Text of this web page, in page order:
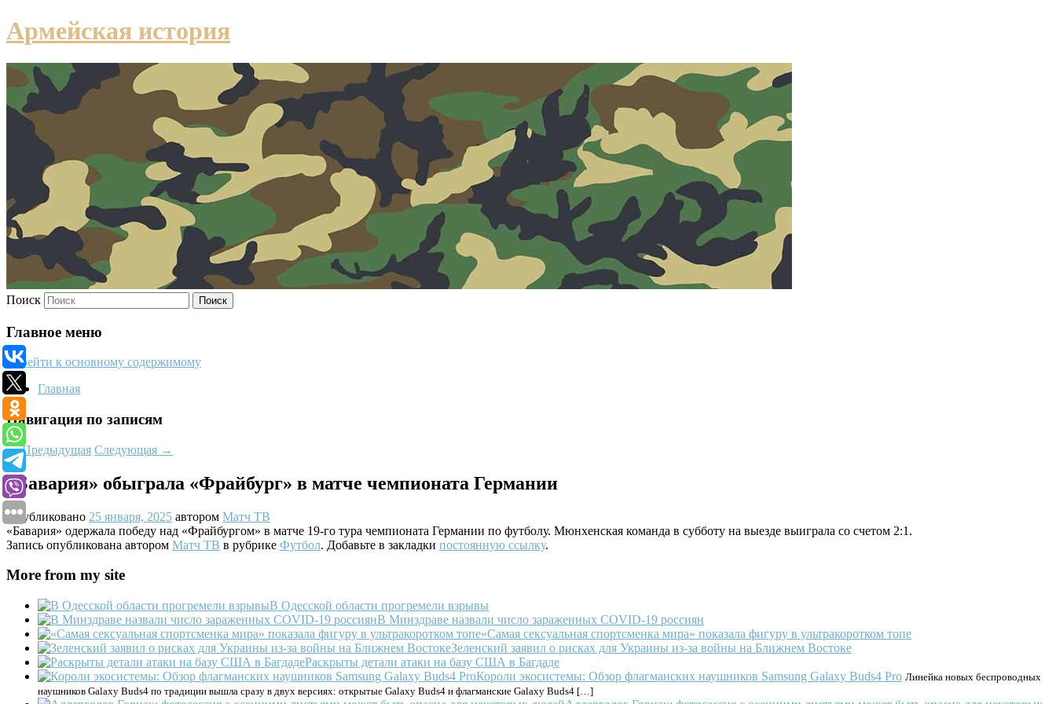
Армейская история
Поиск
Главное меню
Перейти к основному содержимому
Главная
Навигация по записям
←Предыдущая Следующая →
«Бавария» обыграла «Фрайбург» в матче чемпионата Германии
Опубликовано 25 января, 2025 автором Матч ТВ
«Бавария» одержала победу над «Фрайбургом» в матче 19‑го тура чемпионата Германии по футболу. Мюнхенская команда в субботу на выезде выиграла со счетом 2:1.
Запись опубликована автором Матч ТВ в рубрике Футбол. Добавьте в закладки постоянную ссылку.
More from my site
В Одесской области прогремели взрывы
В Минздраве назвали число зараженных COVID-19 россиян
«Самая сексуальная спортсменка мира» показала фигуру в ультракоротком топе
Зеленский заявил о рисках для Украины из-за войны на Ближнем Востоке
Раскрыты детали атаки на базу США в Багдаде
Короли экосистемы: Обзор флагманских наушников Samsung Galaxy Buds4 Pro Линейка новых беспроводных
наушников Galaxy Buds4 по традиции вышла сразу в двух версиях: открытые Galaxy Buds4 и флагманские Galaxy Buds4 […]